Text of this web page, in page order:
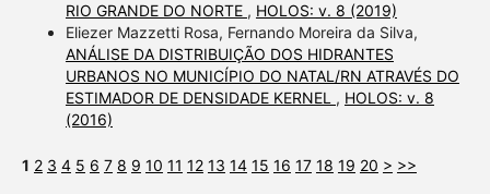
RIO GRANDE DO NORTE , HOLOS: v. 8 (2019)
Eliezer Mazzetti Rosa, Fernando Moreira da Silva,
ANÁLISE DA DISTRIBUIÇÃO DOS HIDRANTES
URBANOS NO MUNICÍPIO DO NATAL/RN ATRAVÉS DO
ESTIMADOR DE DENSIDADE KERNEL , HOLOS: v. 8
(2016)
1 2 3 4 5 6 7 8 9 10 11 12 13 14 15 16 17 18 19 20 > >>